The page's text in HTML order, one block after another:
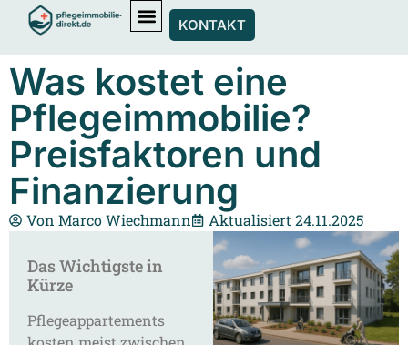
KONTAKT
Was kostet eine
Pflegeimmobilie?
Preisfaktoren und
Finanzierung
Von Marco Wiechmann Aktualisiert 24.11.2025
Das Wichtigste in
Kürze
Pflegeappartements